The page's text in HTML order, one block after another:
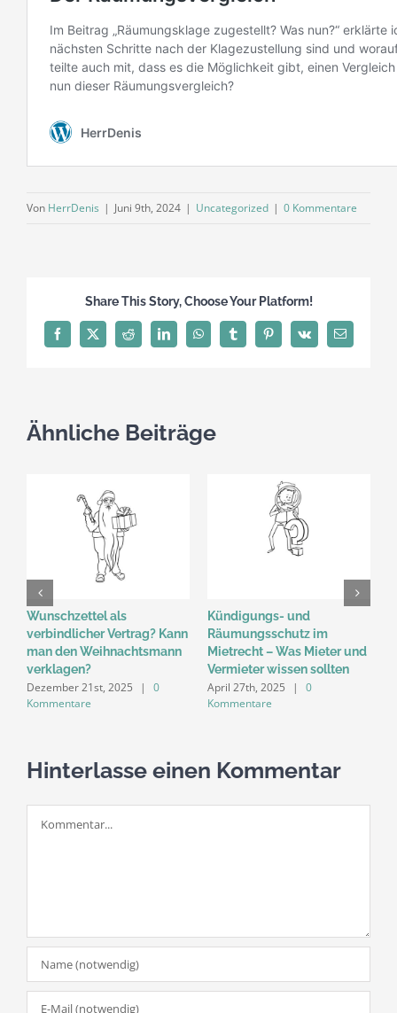
Von HerrDenis | Juni 9th, 2024 | Uncategorized | 0 Kommentare
Share This Story, Choose Your Platform!
Facebook
X Reddit LinkedInWhatsAppTumblrPinterest
Vk
E-
Mail
Ähnliche Beiträge
Wunschzettel als
verbindlicher Vertrag? Kann
man den Weihnachtsmann
verklagen?
Dezember 21st, 2025 |
0
Kommentare
Kündigungs- und
Räumungsschutz im
Mietrecht – Was Mieter und
Vermieter wissen sollten
April 27th, 2025 |
0
Kommentare
Hinterlasse einen Kommentar